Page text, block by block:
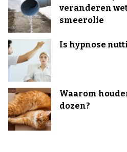
veranderen
smeerolie
Is hypnose
Waarom
dozen?